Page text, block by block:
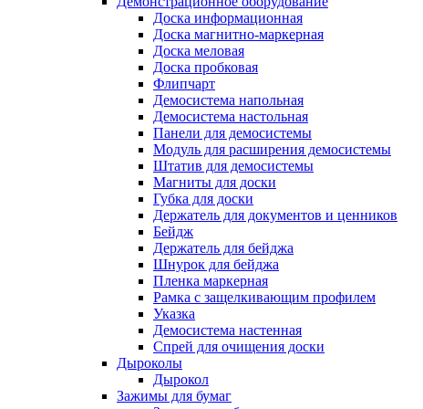
Доска информационная
Доска магнитно-маркерная
Доска меловая
Доска пробковая
Флипчарт
Демосистема напольная
Демосистема настольная
Панели для демосистемы
Модуль для расширения демосистемы
Штатив для демосистемы
Магниты для доски
Губка для доски
Держатель для документов и ценников
Бейдж
Держатель для бейджа
Шнурок для бейджа
Пленка маркерная
Рамка с защелкивающим профилем
Указка
Демосистема настенная
Спрей для очищения доски
Дыроколы
Дырокол
Зажимы для бумаг